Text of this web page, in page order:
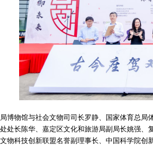
博物馆与社会文物司司长罗静、国家体育总
处长陈华、嘉定区文化和旅游局副局长姚强、
物科技创新联盟名誉副理事长、中国科学院创